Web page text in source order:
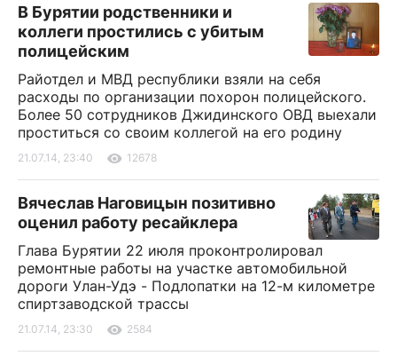
В Бурятии родственники и
коллеги простились с убитым
полицейским
Райотдел и МВД республики взяли на себя
расходы по организации похорон полицейского.
Более 50 сотрудников Джидинского ОВД выехали
проститься со своим коллегой на его родину
21.07.14, 23:40 12678
Вячеслав Наговицын позитивно
оценил работу ресайклера
Глава Бурятии 22 июля проконтролировал
ремонтные работы на участке автомобильной
дороги Улан-Удэ - Подлопатки на 12-м километре
спиртзаводской трассы
21.07.14, 23:30 2584